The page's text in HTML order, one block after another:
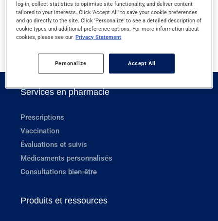
KÉRATOSE ACTINIQUE
Services en pharmacie
Prescriptions
Vaccination
Évaluations et suivis
Médicaments personnalisés
Consultations bien-être
Produits et ressources
log-in, collect statistics to optimise site functionality, and deliver content
tailored to your interests. Click 'Accept All' to save your cookie preferences
and go directly to the site. Click 'Personalize' to see a detailed description of
cookie types and additional preference options. For more information about
cookies, please see our Privacy Statement
Personalize Accept All